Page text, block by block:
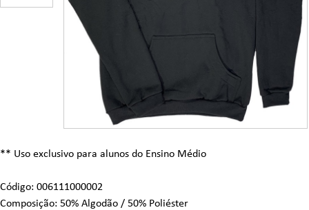
** Uso exclusivo para alunos do Ensino Médio
Código: 006111000002
Composição: 50% Algodão / 50% Poliéster